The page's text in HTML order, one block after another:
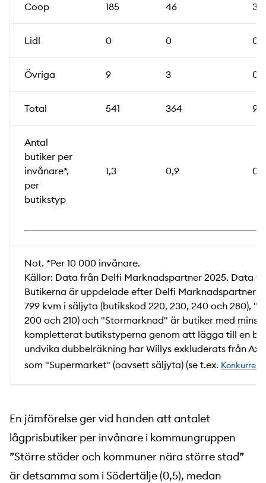
Coop 185 46 33
Lidl 0 0 0
Övriga 9 3 0
Total 541 364 91
Antal
butiker per
invånare*,
per
butikstyp
1,3 0,9 0,2
Not. *Per 10 000 invånare.
Källor: Data från Delfi Marknadspartner 2025. Data
Butikerna är uppdelade efter Delfi
799 kvm i säljyta (butikskod 220, 230, 240 och 280),
200 och 210) och "Stormarknad" är butiker med minst
kompletterat butikstyperna genom att lägga till en
undvika dubbelräkning har Willys exkluderats från
som "Supermarket" (oavsett säljyta) (se t.ex.
En jämförelse ger vid handen att antalet
lågprisbutiker per invånare i kommungruppen
”Större städer och kommuner nära större stad”
är detsamma som i Södertälje (0,5), medan